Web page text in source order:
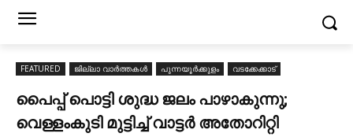
FEATURED ജില്ലാ വാർത്തകൾ പുന്നയൂർക്കുളം വടക്കേക്കാട്
പൈപ്പ് പൊട്ടി ശുദ്ധ ജലം പാഴാകുന്നു;
വെള്ളംകുടി മുട്ടിച്ച് വാട്ടർ അതോറിറ്റി